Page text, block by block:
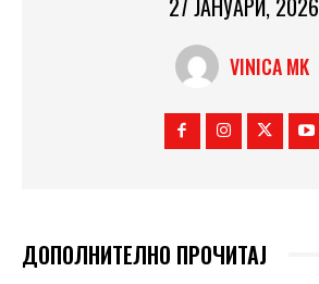
27 ЈАНУАРИ, 2026
VINICA MK
ДОПОЛНИТЕЛНО ПРОЧИТАЈ